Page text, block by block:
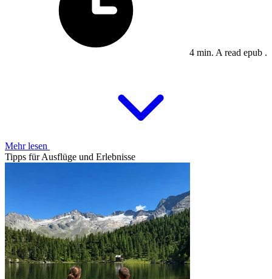
4 min. A read epub .
Mehr lesen
Tipps für Ausflüge und Erlebnisse